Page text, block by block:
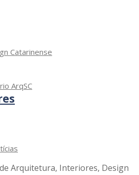
Catarinense
ArqSC
Arquitetura, Interiores, Design